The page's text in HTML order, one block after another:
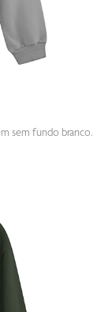
sem fundo branco.